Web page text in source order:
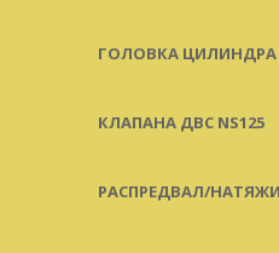
ГОЛОВКА ЦИЛИНДРА
КЛАПАНА ДВС NS125
РАСПРЕДВАЛ/